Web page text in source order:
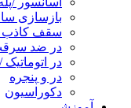
بازسازی
سقف کاذب /
در ضد
در
در و پنجره
دکوراسیون